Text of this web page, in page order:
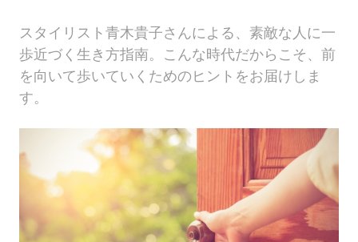
スタイリスト青木貴子さんによる、素敵な人に一
歩近づく生き方指南。こんな時代だからこそ、前
を向いて歩いていくためのヒントをお届けしま
す。